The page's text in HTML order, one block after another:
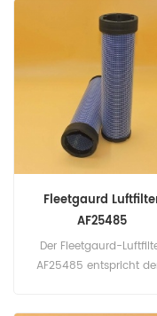
Teilenummer: AF25598
Teilname: Luftfilter
Fleetgaurd
Fleetgaurd
AF25485
Der Fleetgaurd-
AF25485 entspricht